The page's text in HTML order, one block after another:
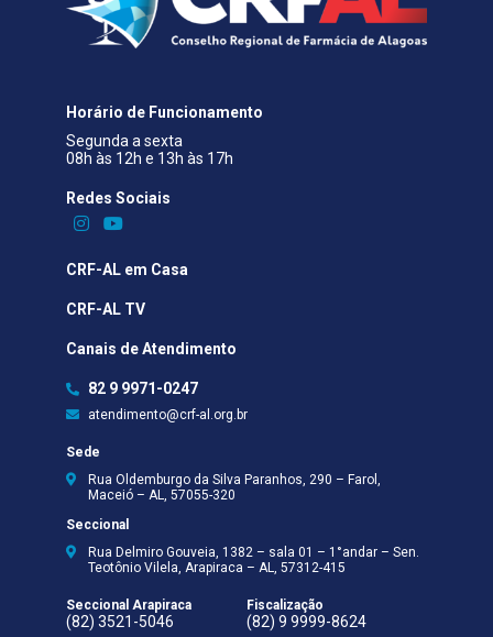
Horário de Funcionamento
Segunda a sexta
08h às 12h e 13h às 17h
Redes Sociais​
CRF-AL em Casa
CRF-AL TV
Canais de Atendimento
82 9 9971-0247
atendimento@crf-al.org.br
Sede
Rua Oldemburgo da Silva Paranhos, 290 – Farol,
Maceió – AL, 57055-320
Seccional
Rua Delmiro Gouveia, 1382 – sala 01 – 1°andar – Sen.
Teotônio Vilela, Arapiraca – AL, 57312-415
Seccional Arapiraca
(82) 3521-5046
Fiscalização
(82) 9 9999-8624